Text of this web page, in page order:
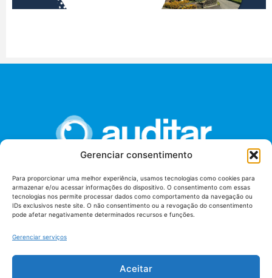
Gerenciar consentimento
Para proporcionar uma melhor experiência, usamos tecnologias como cookies para
armazenar e/ou acessar informações do dispositivo. O consentimento com essas
tecnologias nos permite processar dados como comportamento da navegação ou
IDs exclusivos neste site. O não consentimento ou a revogação do consentimento
pode afetar negativamente determinados recursos e funções.
Gerenciar serviços
Aceitar
União dos Auditores Federais de Controle Externo -
AUDITAR
Setor de Administração Federal Sul (SAF/Sul), Qd. 04, Lt. 01
Tribunal de Contas da União (TCU), Subsolo, Sala S04